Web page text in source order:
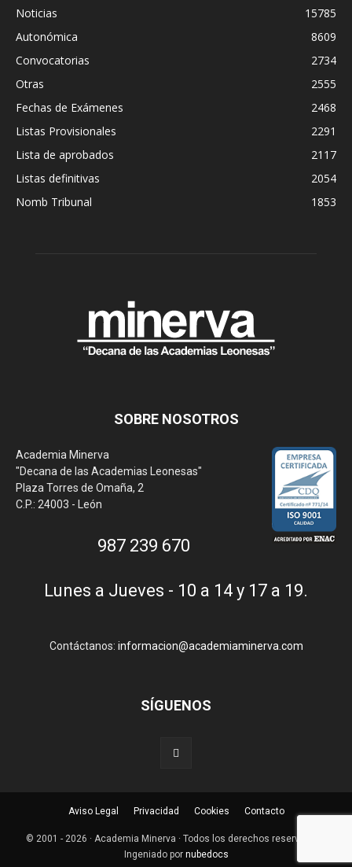
Noticias
15785
Autonómica
8609
Convocatorias
2734
Otras
2555
Fechas de Exámenes
2468
Listas Provisionales
2291
Lista de aprobados
2117
Listas definitivas
2054
Nomb Tribunal
1853
SOBRE NOSOTROS
Academia Minerva
"Decana de las Academias Leonesas"
Plaza Torres de Omaña, 2
C.P.: 24003 - León
987 239 670
Lunes a Jueves - 10 a 14 y 17 a 19.
Contáctanos: informacion@academiaminerva.com
SÍGUENOS
Aviso Legal Privacidad Cookies Contacto
© 2001 - 2026 · Academia Minerva · Todos los derechos reservados ·
Ingeniado por nubedocs